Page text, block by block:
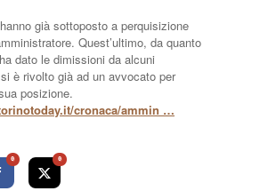
già sottoposto a perquisizione
Quest’ultimo, da quanto
dato le dimissioni da alcuni
è rivolto già ad un avvocato per
posizione.
cronaca/ammin …
0 0